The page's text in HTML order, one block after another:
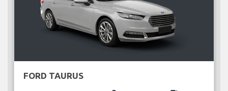
FORD TAURUS